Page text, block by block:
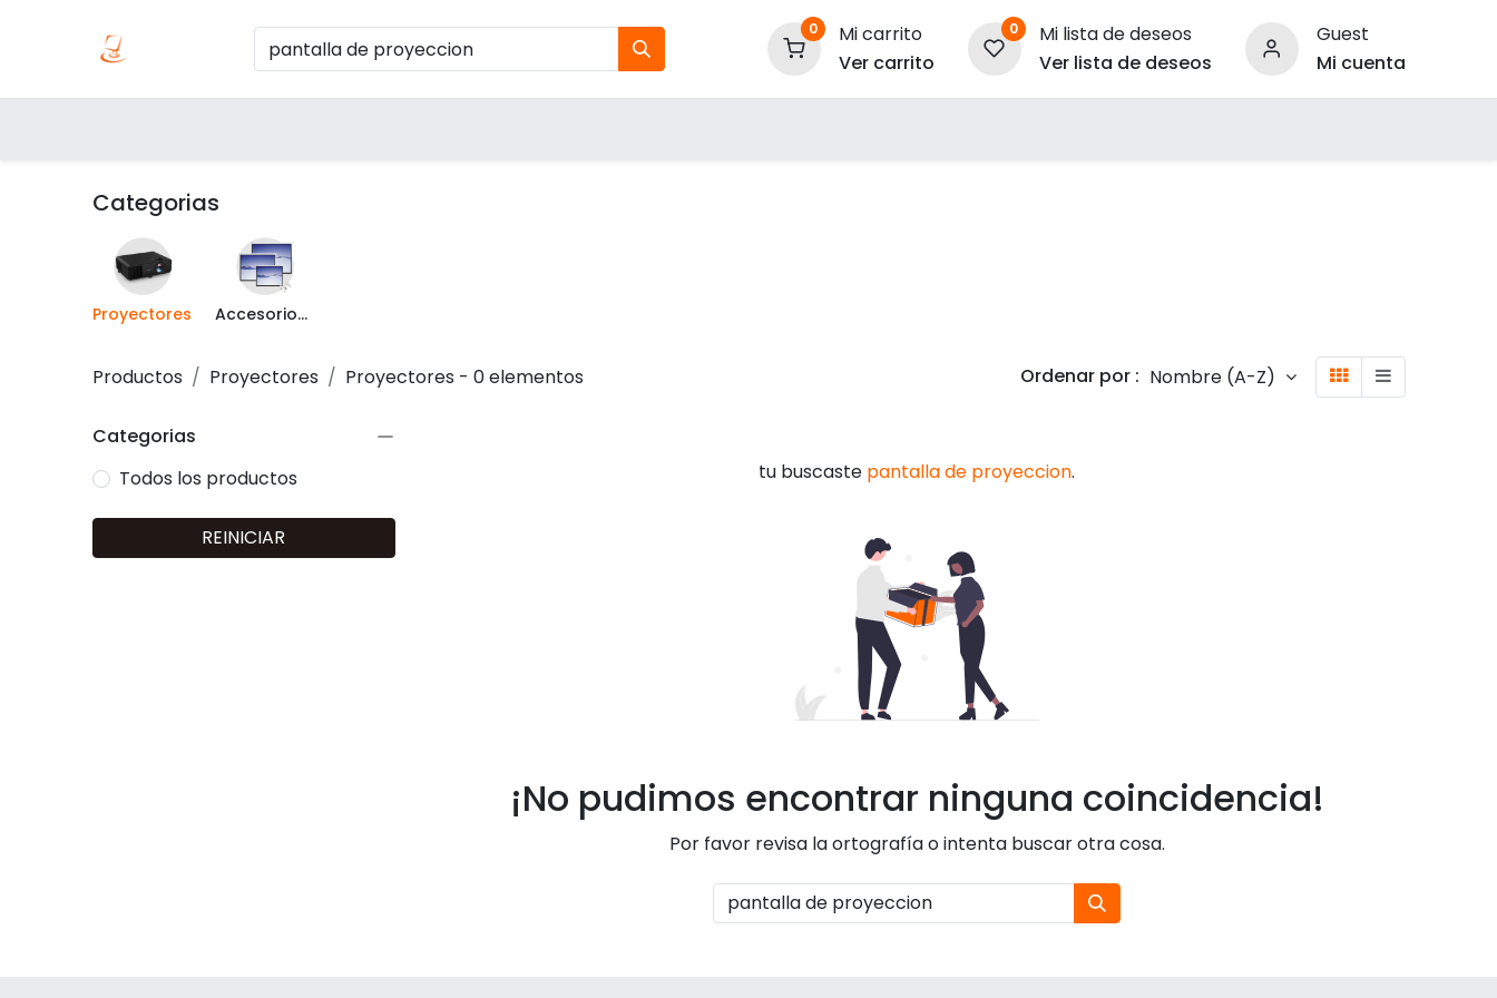
0
Mi carrito
Ver carrito
0
Mi lista de deseos
Ver lista de deseos
Guest
Mi cuenta
Categorias
Proyectores Accesorios para Proyectores
Productos Proyectores Proyectores - 0 elementos Ordenar por : Nombre (A-Z)
Categorias
Todos los productos
REINICIAR
tu buscaste pantalla de proyeccion.
¡No pudimos encontrar ninguna coincidencia!
Por favor revisa la ortografía o intenta buscar otra cosa.